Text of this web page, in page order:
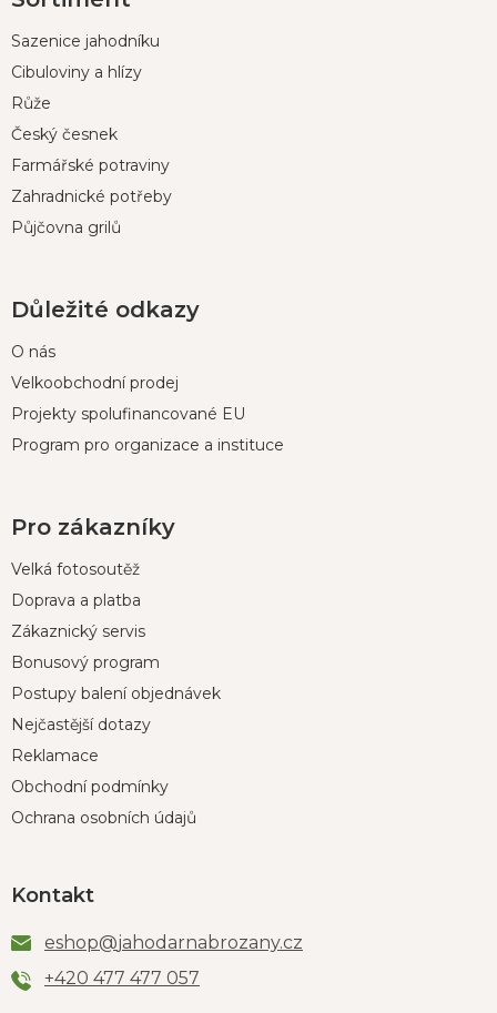
aSazenice jahodníku
Cibuloviny a hlízy
Růže
Český česnek
Farmářské potraviny
Zahradnické potřeby
Půjčovna grilů
Důležité odkazy
O nás
Velkoobchodní prodej
Projekty spolufinancované EU
Program pro organizace a instituce
Pro zákazníky
Velká fotosoutěž
Doprava a platba
Zákaznický servis
Bonusový program
Postupy balení objednávek
Nejčastější dotazy
Reklamace
Obchodní podmínky
Ochrana osobních údajů
Kontakt
eshop@jahodarnabrozany.cz
+420 477 477 057